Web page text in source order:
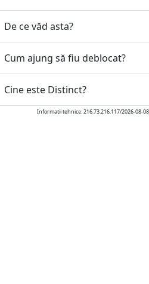
De ce văd asta?
Cum ajung să fiu deblocat?
Cine este Distinct?
Informatii tehnice: 216.73.216.117/2026-08-